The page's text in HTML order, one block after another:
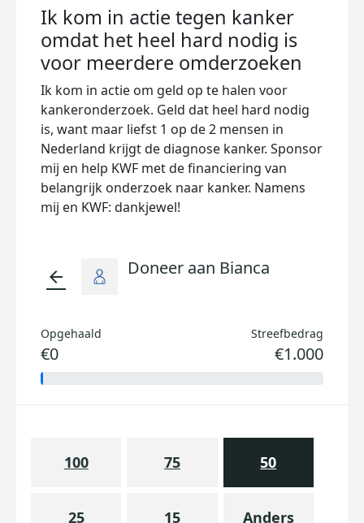
Ik kom in actie tegen kanker
omdat het heel hard nodig is
voor meerdere omderzoeken
Ik kom in actie om geld op te halen voor
kankeronderzoek. Geld dat heel hard nodig
is, want maar liefst 1 op de 2 mensen in
Nederland krijgt de diagnose kanker. Sponsor
mij en help KWF met de financiering van
belangrijk onderzoek naar kanker. Namens
mij en KWF: dankjewel!
arrow_back Doneer aan Bianca
Opgehaald
€0
Streefbedrag
€1.000
100 75 50
25 15 Anders